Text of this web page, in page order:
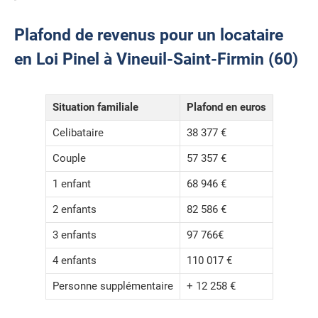
Plafond de revenus pour un locataire
en Loi Pinel à Vineuil-Saint-Firmin (60)
Situation familiale
Plafond en euros
Celibataire
38 377 €
Couple
57 357 €
1 enfant
68 946 €
2 enfants
82 586 €
3 enfants
97 766€
4 enfants
110 017 €
Personne supplémentaire
+ 12 258 €